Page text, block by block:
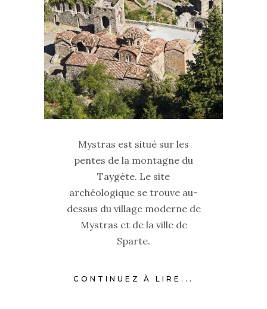
Mystras est situé sur les
pentes de la montagne du
Taygète. Le site
archéologique se trouve au-
dessus du village moderne de
Mystras et de la ville de
Sparte.
CONTINUEZ À LIRE...